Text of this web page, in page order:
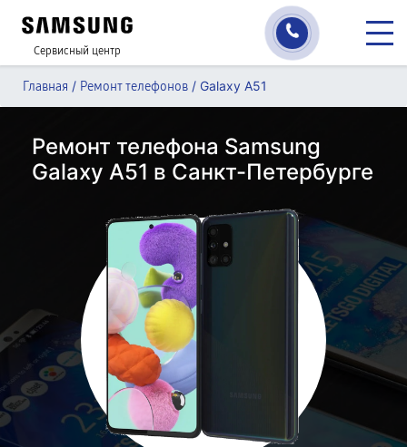
Сервисный центр
Главная / Ремонт телефонов / Galaxy A51
Ремонт телефона Samsung
Galaxy A51 в Санкт-Петербурге